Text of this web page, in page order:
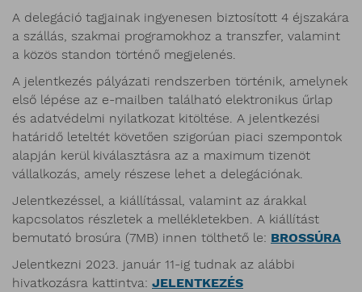
A delegáció tagjainak ingyenesen biztosított 4 éjszakára
a szállás, szakmai programokhoz a transzfer, valamint
a közös standon történő megjelenés.
A jelentkezés pályázati rendszerben történik, amelynek
első lépése az e-mailben található elektronikus űrlap
és adatvédelmi nyilatkozat kitöltése. A jelentkezési
határidő leteltét követően szigorúan piaci szempontok
alapján kerül kiválasztásra az a maximum tizenöt
vállalkozás, amely részese lehet a delegációnak.
Jelentkezéssel, a kiállítással, valamint az árakkal
kapcsolatos részletek a mellékletekben. A kiállítást
bemutató brosúra (7MB) innen tölthető le: BROSSÚRA
Jelentkezni 2023. január 11-ig tudnak az alábbi
hivatkozásra kattintva: JELENTKEZÉS